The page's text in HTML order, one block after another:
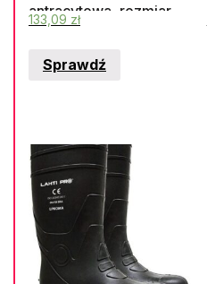
antracytowa, rozmiar
133,09 zł
Sprawdź